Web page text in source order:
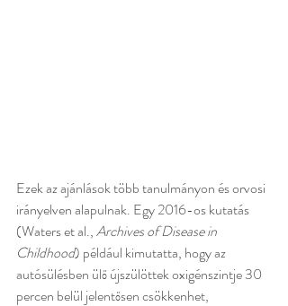
Ezek az ajánlások több tanulmányon és orvosi
irányelven alapulnak. Egy 2016-os kutatás
(Waters et al., Archives of Disease in
Childhood) például kimutatta, hogy az
autósülésben ülő újszülöttek oxigénszintje 30
percen belül jelentősen csökkenhet,